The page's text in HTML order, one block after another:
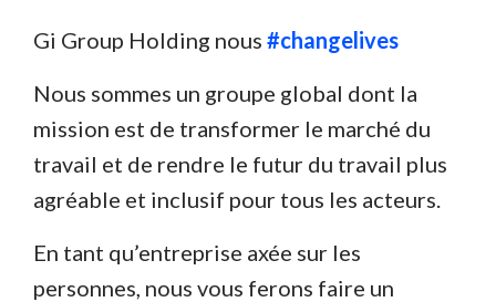
Gi Group Holding nous #changelives
Nous sommes un groupe global dont la
mission est de transformer le marché du
travail et de rendre le futur du travail plus
agréable et inclusif pour tous les acteurs.
En tant qu’entreprise axée sur les
personnes, nous vous ferons faire un